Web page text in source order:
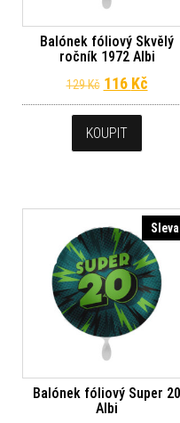
Balónek fóliový Skvělý
ročník 1972 Albi
129Kč Původní
116 Kč
KOUPIT
Balónek fóliový Super 20
Albi